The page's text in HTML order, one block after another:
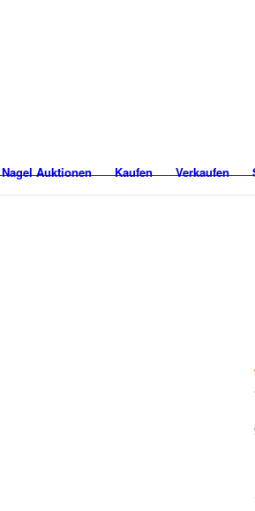
Nagel Auktionen Kaufen Verkaufen